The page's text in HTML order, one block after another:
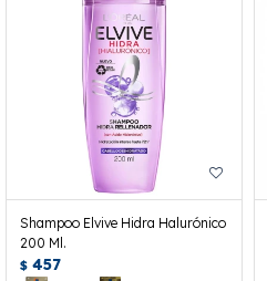
Shampoo Elvive Hidra Halurónico
200 Ml.
$ 457